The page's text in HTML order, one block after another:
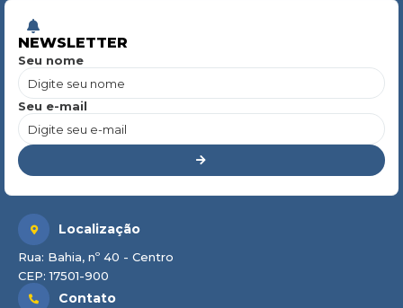
NEWSLETTER
Seu nome
Seu e-mail
Localização
Rua: Bahia, nº 40 - Centro
CEP: 17501-900
Contato